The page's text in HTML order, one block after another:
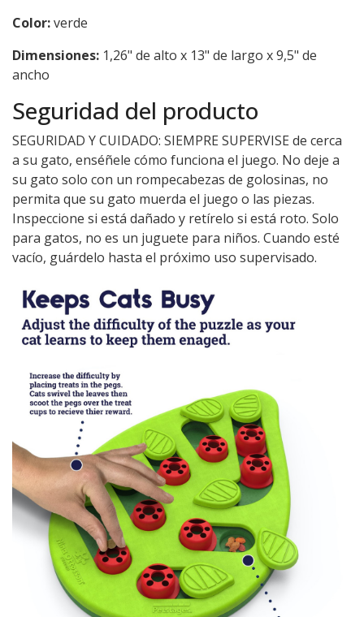
Color:verde
Dimensiones: 1,26" de alto x 13" de largo x 9,5" de
ancho
Seguridad del producto
SEGURIDAD Y CUIDADO: SIEMPRE SUPERVISE de cerca
a su gato, enséñele cómo funciona el juego. No deje a
su gato solo con un rompecabezas de golosinas, no
permita que su gato muerda el juego o las piezas.
Inspeccione si está dañado y retírelo si está roto. Solo
para gatos, no es un juguete para niños. Cuando esté
vacío, guárdelo hasta el próximo uso supervisado.